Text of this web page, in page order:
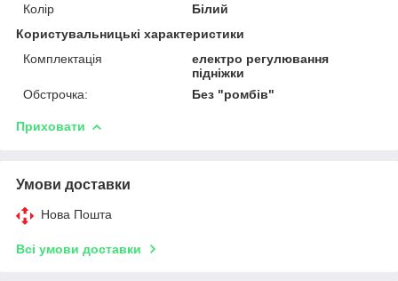
Колір
Білий
Користувальницькі характеристики
Комплектація
електро регулювання
підніжки
Обстрочка:
Без "ромбів"
Приховати
Умови доставки
Нова Пошта
Всі умови доставки